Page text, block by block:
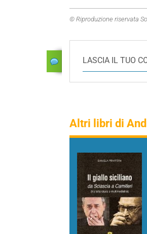
© Riproduzione riservata
LASCIA IL TUO
Altri libri di